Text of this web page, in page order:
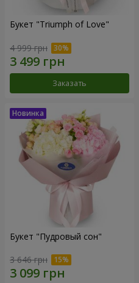
Букет "Triumph of Love"
4 999 грн
Заказать
Букет "Пудровый сон"
3 646 грн